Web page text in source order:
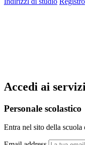
Accedi ai servizi
Personale scolastico
Entra nel sito della